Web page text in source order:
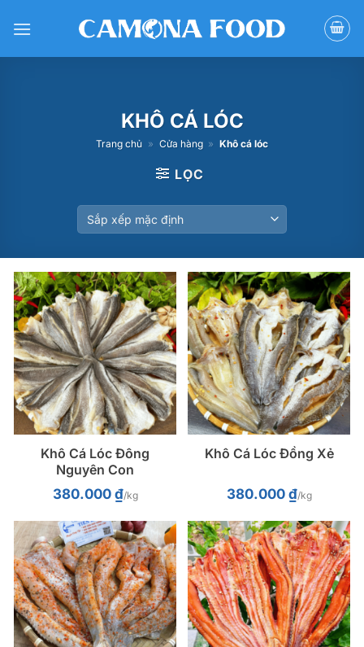
qua
KHÔ CÁ LÓC
Trang chủ » Cửa hàng » Khô cá lóc
LỌC
Khô Cá Lóc Đông
Nguyên Con
380.000 ₫/kg
Khô Cá Lóc Đồng Xẻ
380.000 ₫/kg